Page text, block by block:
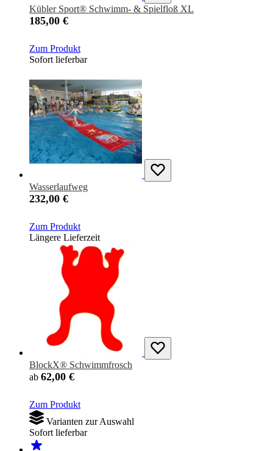
Kübler Sport® Schwimm- & Spielfloß XL
185,00 €
Zum Produkt
Sofort lieferbar
Wasserlaufweg
232,00 €
Zum Produkt
Längere Lieferzeit
BlockX® Schwimmfrosch
ab 62,00 €
Zum Produkt
Varianten zur Auswahl
Sofort lieferbar